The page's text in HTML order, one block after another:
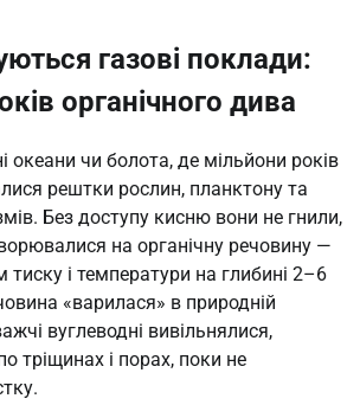
газові поклади:
органічного дива
океани чи болота, де мільйони років
рештки рослин, планктону та
Без доступу кисню вони не гнили,
на органічну речовину —
тиску і температури на глибині 2–6
«варилася» в природній
вуглеводні вивільнялися,
тріщинах і порах, поки не